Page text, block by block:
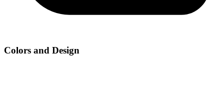
Colors and Design